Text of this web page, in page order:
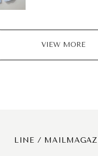
VIEW MORE
LINE /